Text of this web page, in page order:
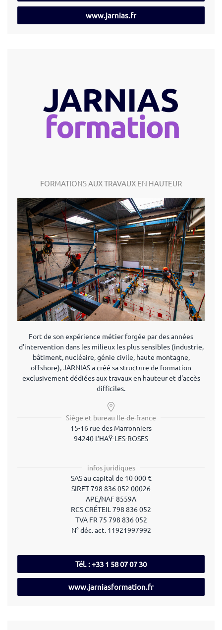
www.jarnias.fr
FORMATIONS AUX TRAVAUX EN HAUTEUR
Fort de son expérience métier forgée par des années
d'intervention dans les milieux les plus sensibles (industrie,
bâtiment, nucléaire, génie civile, haute montagne,
offshore), JARNIAS a créé sa structure de formation
exclusivement dédiées aux travaux en hauteur et d'accès
difficiles.
Siège et bureau Ile-de-france
15-16 rue des Marronniers
94240 L’HAŸ-LES-ROSES
infos juridiques
SAS au capital de 10 000 €
SIRET 798 836 052 00026
APE/NAF 8559A
RCS CRÉTEIL 798 836 052
TVA FR 75 798 836 052
N° déc. act.11921997992
Tél. : +33 1 58 07 07 30
www.jarniasformation.fr